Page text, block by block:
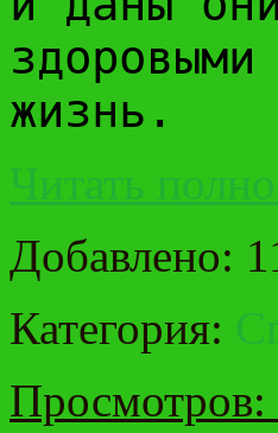
жизнь.
Читать
Добавлено:
Категория:
Просмотров: